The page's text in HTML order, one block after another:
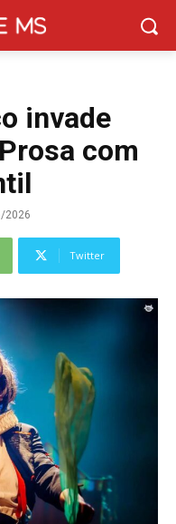
invade
com
2026
Twitter